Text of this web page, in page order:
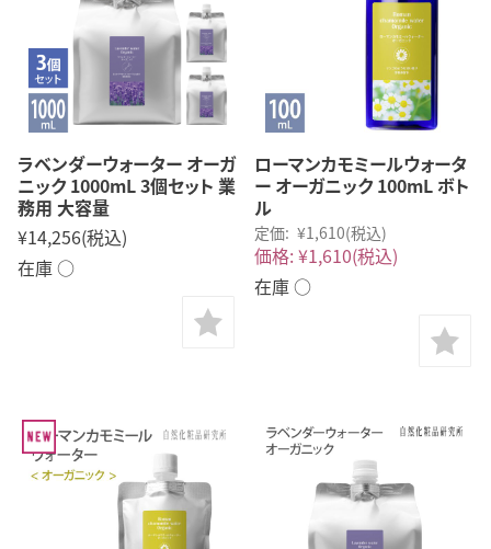
ラベンダーウォーター オーガ
ニック 1000mL 3個セット 業
務用 大容量
¥14,256(税込)
在庫 ○
ローマンカモミールウォータ
ー オーガニック 100mL ボト
ル
定価: ¥1,610(税込)
価格:¥1,610(税込)
在庫 ○